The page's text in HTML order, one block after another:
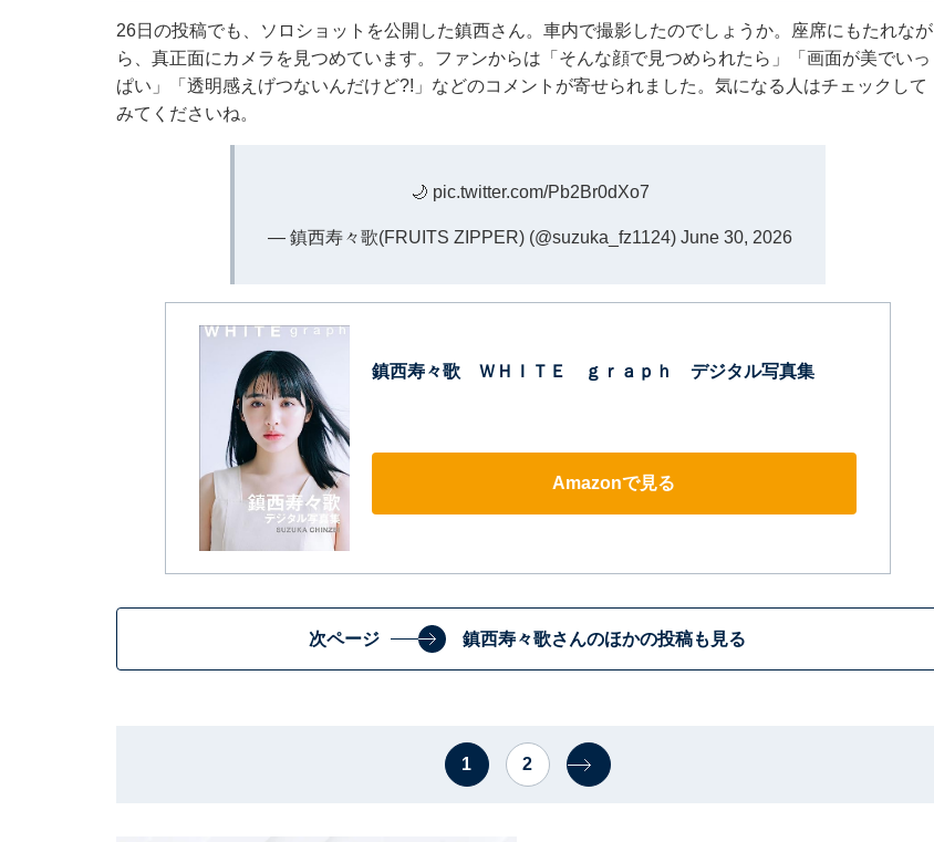
26日の投稿でも、ソロショットを公開した鎮西さん。車内で撮影したのでしょうか。座席にもたれなが
ら、真正面にカメラを見つめています。ファンからは「そんな顔で見つめられたら」「画面が美でいっ
ぱい」「透明感えげつないんだけど?!」などのコメントが寄せられました。気になる人はチェックして
みてくださいね。
🌙 pic.twitter.com/Pb2Br0dXo7
— 鎮西寿々歌(FRUITS ZIPPER) (@suzuka_fz1124) June 30, 2026
鎮西寿々歌 ＷＨＩＴＥ ｇｒａｐｈ デジタル写真集
Amazonで見る
次ページ 鎮西寿々歌さんのほかの投稿も見る
1 2